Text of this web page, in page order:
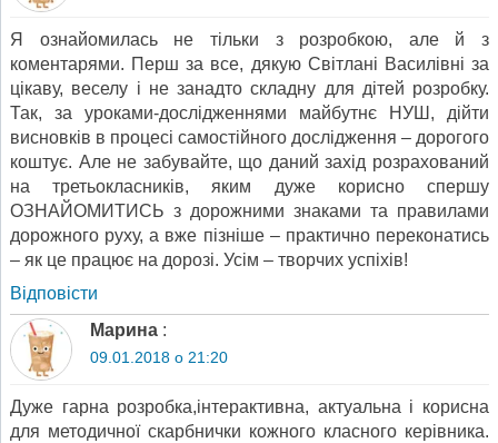
Я ознайомилась не тільки з розробкою, але й з
коментарями. Перш за все, дякую Світлані Василівні за
цікаву, веселу і не занадто складну для дітей розробку.
Так, за уроками-дослідженнями майбутнє НУШ, дійти
висновків в процесі самостійного дослідження – дорогого
коштує. Але не забувайте, що даний захід розрахований
на третьокласників, яким дуже корисно спершу
ОЗНАЙОМИТИСЬ з дорожними знаками та правилами
дорожного руху, а вже пізніше – практично переконатись
– як це працює на дорозі. Усім – творчих успіхів!
Відповіcти
Марина :
09.01.2018 о 21:20
Дуже гарна розробка,інтерактивна, актуальна і корисна
для методичної скарбнички кожного класного керівника.